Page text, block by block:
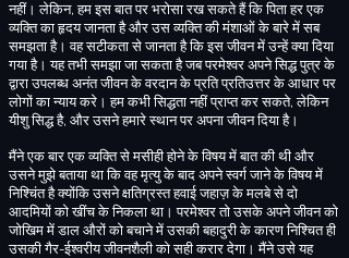
नहीं। लेकिन,हम इस बात पर भरोसा रख सकते हैं कि पिता हर एक
व्यक्ति का हृदय जानता है और उस व्यक्ति की मंशाओं के बारे में सब
समझता है। वह सटीकता से जानता है कि इस जीवन में उन्हें क्या दिया
गया है। यह तभीसमझा जा सकता है जब परमेश्वर अपने सिद्ध पुत्र के
द्वारा उपलब्ध अनंत जीवन के वरदान के प्रति प्रतिउत्तर के आधार पर
लोगों का न्याय करे । हम कभी सिद्धता नहीं प्राप्त कर सकते,लेकिन
यीशु सिद्ध है, और उसने हमारे स्थान पर अपना जीवन दिया है।
मैंने एक बार एक व्यक्ति से मसीही होने के विषय में बात की थी और
उसने मुझे बताया था कि वह मृत्यु के बाद अपने स्वर्ग जाने के विषय में
निश्चिंत है क्योंकि उसने क्षतिग्रस्त हवाई जहाज़ के मलबे से दो
आदमियों को खींच के निकला था । परमेश्वर तो उसके अपने जीवन को
जोखिम में डाल औरों को बचाने में उसकी बहादुरी के कारण निश्चित ही
उसकी गैर-ईश्वरीयजीवनशैली को सही करार देगा । मैंने उसे यह